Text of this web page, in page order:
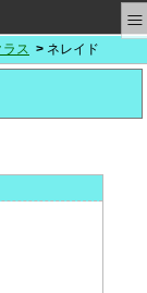
≡
ラス ネレイド